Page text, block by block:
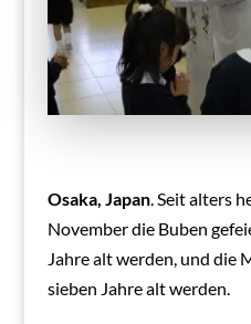
Osaka, Japan. Seit alters
November die Buben
Jahre alt werden, und die
sieben Jahre alt werden.